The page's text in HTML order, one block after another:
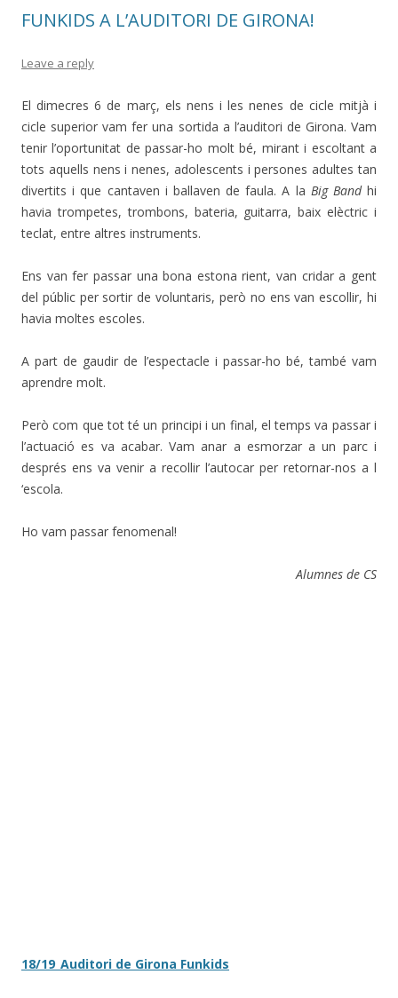
FUNKIDS A L’AUDITORI DE GIRONA!
Leave a reply
El dimecres 6 de març, els nens i les nenes de cicle mitjà i
cicle superior vam fer una sortida a l’auditori de Girona. Vam
tenir l’oportunitat de passar-ho molt bé, mirant i escoltant a
tots aquells nens i nenes, adolescents i persones adultes tan
divertits i que cantaven i ballaven de faula. A la Big Bandhi
havia trompetes, trombons, bateria, guitarra, baix elèctric i
teclat, entre altres instruments.
Ens van fer passar una bona estona rient, van cridar a gent
del públic per sortir de voluntaris, però no ens van escollir, hi
havia moltes escoles.
A part de gaudir de l’espectacle i passar-ho bé, també vam
aprendre molt.
Però com que tot té un principi i un final, el temps va passar i
l’actuació es va acabar. Vam anar a esmorzar a un parc i
després ens va venir a recollir l’autocar per retornar-nos a l
‘escola.
Ho vam passar fenomenal!
Alumnes de CS
18/19_Auditori de Girona Funkids